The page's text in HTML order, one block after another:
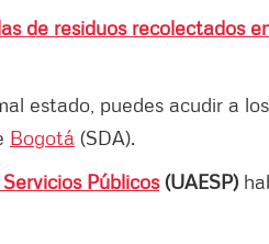
de residuos recolectados
estado, puedes acudir a
Bogotá (SDA).
Públicos(UAESP)